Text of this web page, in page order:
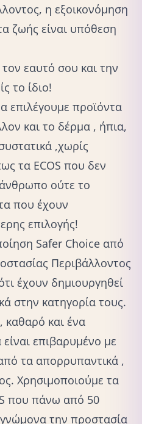
η εξοικονόμηση
ζωής είναι υπόθεση
εαυτό σου και την
το ίδιο!
επιλέγουμε προϊόντα
και το δέρμα , ήπια,
,χωρίς
τα ECOS που δεν
ούτε το
που έχουν
επιλογής!
Safer Choice από
Περιβάλλοντος
έχουν δημιουργηθεί
στην κατηγορία τους.
καθαρό και ένα
επιβαρυμένο με
τα απορρυπαντικά ,
Χρησιμοποιούμε τα
που πάνω από 50
την προστασία